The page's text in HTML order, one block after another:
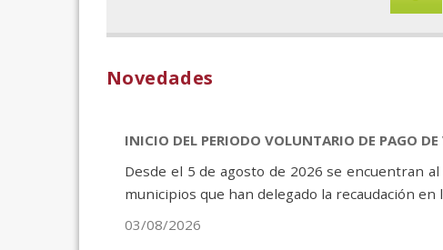
Novedades
INICIO DEL PERIODO VOLUNTARIO DE PAGO
Desde el 5 de agosto de 2026 se encuentran
municipios que han delegado la recaudación
03/08/2026